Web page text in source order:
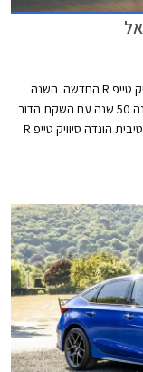
מאיר, יבואנית הונדה, משיקה בישראל את הונדה סיוויק טייפ R החדשה. השנה
שעברה הייתה חגיגית במיוחד עבור הונדה סיוויק שציינה 50 שנה עם השקת הדור
ה- 11 המתיימר להחזיר עטרה ליושנה. הגרסה הספורטיבית הונדה סיוויק טייפ R
היברידי ובלי הנעה